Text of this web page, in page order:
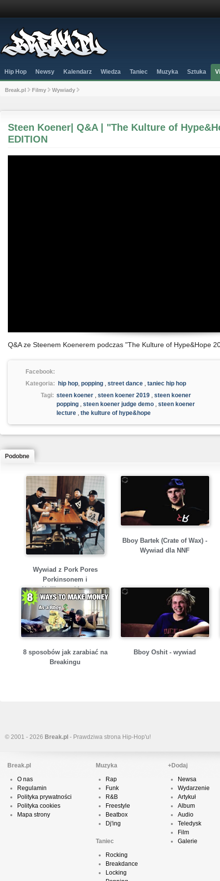
Hip Hop Newsy Kalendarz Wiedza Taniec Muzyka Sztuka
Break.pl Filmy Wywiady
Steen Koener| Q&A | "The Kulture of
EDITION
Q&A ze Steenem Koenerem podczas "The Kulture of Hype&Hope
Facebook:
Kategoria:
hip hop, popping , street dance , taniec hip hop
Tagi: steen koener , steen koener 2019 , steen koener
popping , steen koener judge demo , steen koener
lecture , the kulture of hype&hope
Podobne
Wywiad z Pork Pores
Porkinsonem i
Nullizmatykiem
Bboy Bartek (Crate of Wax) -
Wywiad dla NNF
8 sposobów jak zarabiać na
Breakingu
Bboy Oshit - wywiad
© 2001 - 2026 Break.pl - Prawdziwa strona Hip-Hop'u!
Break.pl
O nas
Regulamin
Polityka prywatności
Polityka cookies
Mapa strony
Muzyka
Rap
Funk
R&B
Freestyle
Beatbox
Dj'ing
Taniec
Rocking
Breakdance
Locking
+Dodaj
Newsa
Wydarzenie
Artykuł
Album
Audio
Teledysk
Film
Galerie